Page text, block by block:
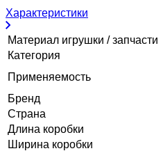
Характеристики
Материал игрушки / запчасти
Категория
Применяемость
Бренд
Страна
Длина коробки
Ширина коробки